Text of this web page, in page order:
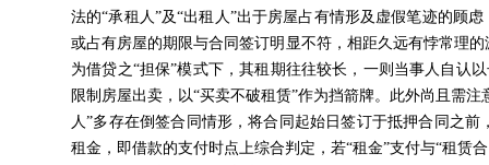
法的“承租人”及“出租人”出于房屋占有情形及虚假笔迹的顾
或占有房屋的期限与合同签订明显不符，相距久远有悖常理
为借贷之“担保”模式下，其租期往往较长，一则当事人自认
限制房屋出卖，以“买卖不破租赁”作为挡箭牌。此外尚且需
人”多存在倒签合同情形，将合同起始日签订于抵押合同之
租金，即借款的支付时点上综合判定，若“租金”支付与“租赁